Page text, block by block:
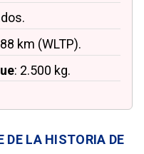
km (WLTP).
: 2.500 kg.
DE LA HISTORIA DE